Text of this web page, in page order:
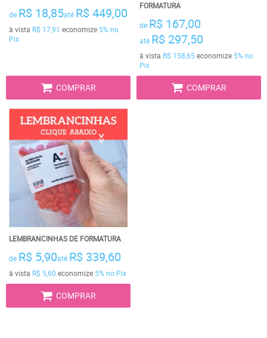
de R$ 18,85até R$ 449,00
à vista R$ 17,91 economize 5%no
Pix
COMPRAR
FORMATURA
de R$ 167,00
até R$ 297,50
à vista R$ 158,65economize 5%no
Pix
COMPRAR
LEMBRANCINHAS DE FORMATURA
de R$ 5,90até R$ 339,60
à vista R$ 5,60 economize 5%no Pix
COMPRAR